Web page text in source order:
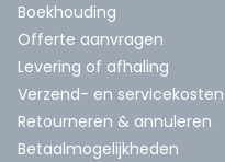
Boekhouding
Offerte aanvragen
Levering of afhaling
Verzend- en servicekosten
Retourneren & annuleren
Betaalmogelijkheden